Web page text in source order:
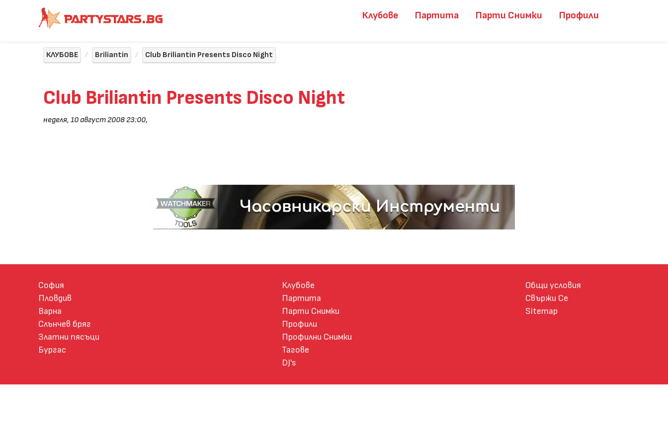
Клубове Партита Парти Снимки Профили
КЛУБОВЕ Briliantin Club Briliantin Presents Disco Night
Club Briliantin Presents Disco Night
неделя, 10 август 2008 23:00,
София
Пловдив
Варна
Слънчев бряг
Златни пясъци
Бургас
Клубове
Партита
Парти Снимки
Профили
Профилни Снимки
Тагове
DJ's
Общи условия
Свържи Се
Sitemap